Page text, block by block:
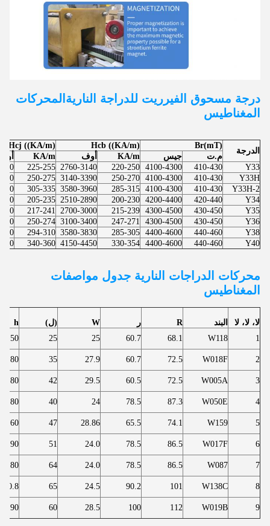
درجة مسحوق الفيرريت للدراجة النارية المحركات
المغناطيس
الدرجة
Br(mT)
Hcb ((KA/m)
Hcj ((KA/m)
م.ت
جيس KA/m أوف KA/m
Y33
410-430
4100-4300
220-250
2760-3140
225-255
Y33H
410-430
4100-4300
250-270
3140-3390
250-275
Y33H-2
410-430
4100-4300
285-315
3580-3960
305-335
Y34
420-440
4200-4400
200-230
2510-2890
205-235
Y35
430-450
4300-4500
215-239
2700-3000
217-241
Y36
430-450
4300-4500
247-271
3100-3400
250-274
Y38
440-460
4400-4600
285-305
3580-3830
294-310
Y40
440-460
4400-4600
330-354
4150-4450
340-360
محركات الدراجات النارية جدول مواصفات
المغناطيس
لا، لا، لا البند R ر W (ل)
h
1
W118
68.1
60.7
25
25
7.50
2
W018F
72.5
60.7
27.9
35
11.80
3
W005A
72.5
60.5
29.5
42
11.80
4
W050E
87.3
78.5
24
40
8.80
5
W159
74.1
65.5
28.86
47
8.60
6
W017F
86.5
78.5
24.0
51
7.90
7
W087
86.5
78.5
24.0
64
7.80
8
W138C
101
90.2
24.5
65
10.8
9
W019B
112
100
28.5
60
11.90